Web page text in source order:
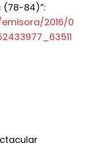
(78-84)”:
2016/0